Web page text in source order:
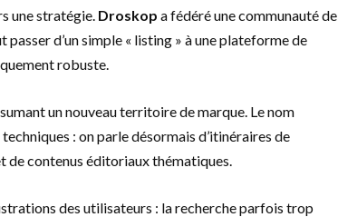
une stratégie. Droskop a fédéré une communauté de
passer d’un simple « listing » à une plateforme de
robuste.
un nouveau territoire de marque. Le nom
: on parle désormais d’itinéraires de
de contenus éditoriaux thématiques.
des utilisateurs : la recherche parfois trop